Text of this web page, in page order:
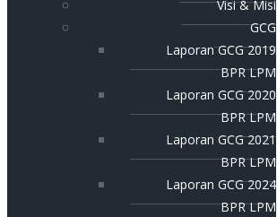
Visi & Misi
GCG
Laporan GCG 2019
BPR LPM
Laporan GCG 2020
BPR LPM
Laporan GCG 2021
BPR LPM
Laporan GCG 2024
BPR LPM